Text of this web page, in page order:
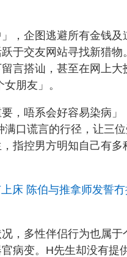
，企图逃避所有金钱及
于交友网站寻找新猎物
言搭讪，甚至在网上大
朋友」。
，唔系会好容易染病」
口谎言的行径，让三
指控男方明知自己有多
床 陈伯与推拿师发誓
，多性伴侣行为也属于
病变。H先生却没有提